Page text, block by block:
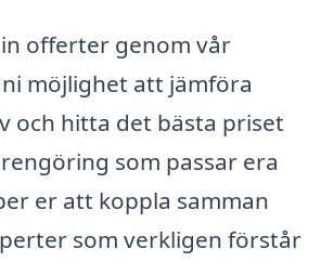
offerter genom vår
möjlighet att jämföra
och hitta det bästa priset
som passar era
er att koppla samman
som verkligen förstår